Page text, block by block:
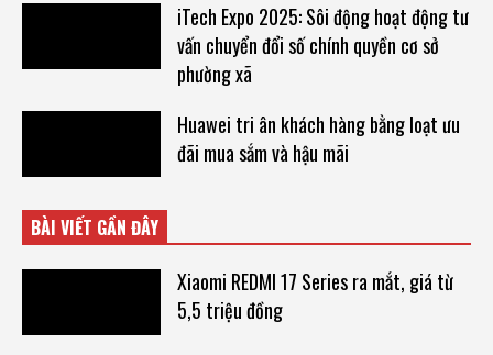
iTech Expo 2025: Sôi động hoạt động tư
vấn chuyển đổi số chính quyền cơ sở
phường xã
Huawei tri ân khách hàng bằng loạt ưu
đãi mua sắm và hậu mãi
BÀI VIẾT GẦN ĐÂY
Xiaomi REDMI 17 Series ra mắt, giá từ
5,5 triệu đồng